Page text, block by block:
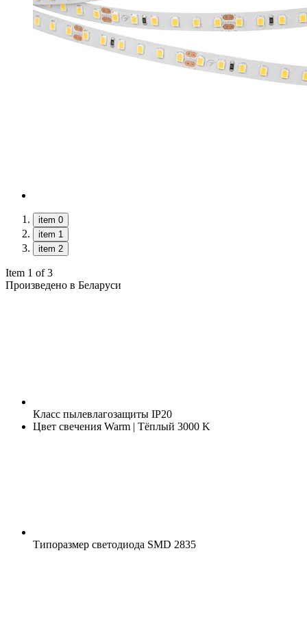
item 0
item 1
item 2
Item 1 of 3
Произведено в Беларуси
Класс пылевлагозащиты IP20
Цвет свечения Warm | Тёплый 3000 K
Типоразмер светодиода SMD 2835